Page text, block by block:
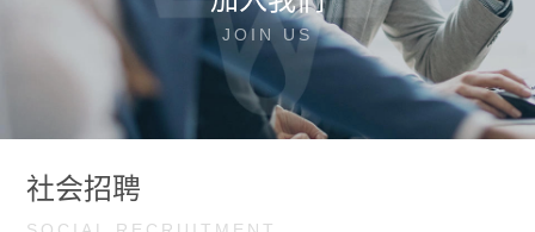
JOIN US
社会招聘